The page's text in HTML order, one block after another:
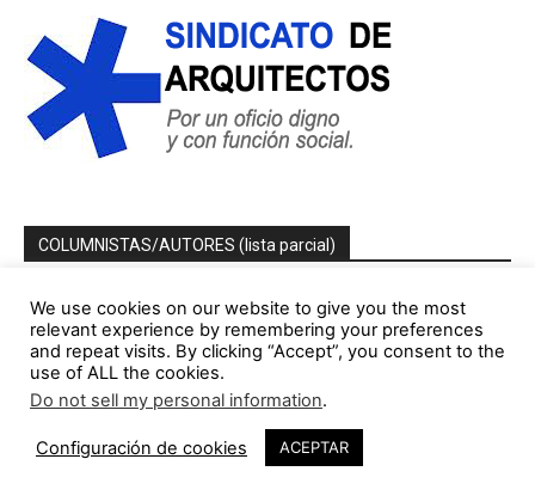
COLUMNISTAS/AUTORES (lista parcial)
Jorge Gorostiza
121 Publicaciones 0 COMENTARIOS
http://cinearquitecturaciudad.blogspot.com.es/
Miquel Lacasta Codorniu
113 Publicaciones 0 COMENTARIOS
https://axonometrica.wordpress.com/
We use cookies on our website to give you the most
relevant experience by remembering your preferences
and repeat visits. By clicking “Accept”, you consent to the
use of ALL the cookies.
Do not sell my personal information.
Configuración de cookies ACEPTAR